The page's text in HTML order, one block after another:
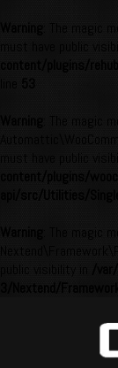
Warning : The magic
must have public
content/plugins/
53
Warning
: The magic
must have public
content/plugins/
api/src/Utilities/
Warning
: The magic
public visibility in
/
3/Nextend/